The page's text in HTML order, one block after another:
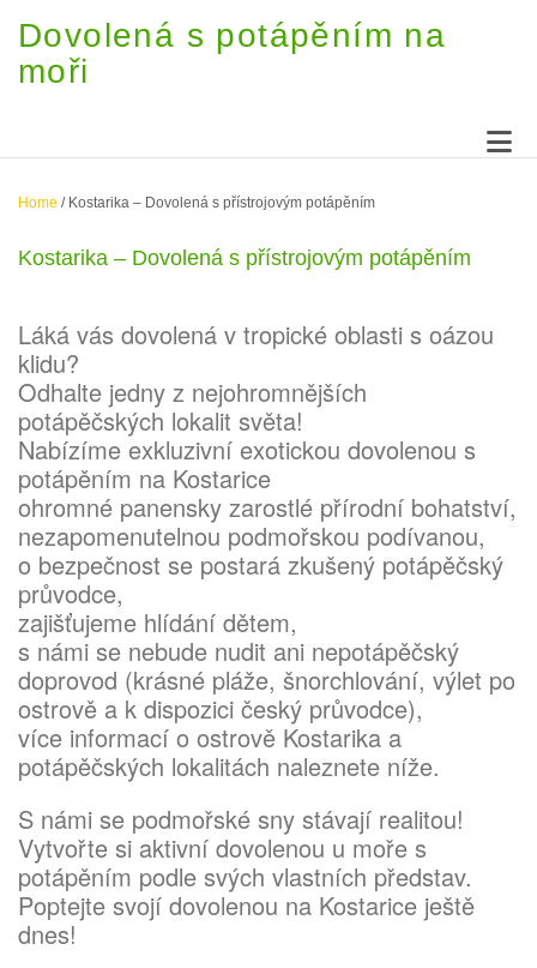
Dovolená s potápěním na
moři
Home / Kostarika – Dovolená s přístrojovým potápěním
Kostarika – Dovolená s přístrojovým potápěním
Láká vás dovolená v tropické oblasti s oázou
klidu?
Odhalte jedny z nejohromnějších
potápěčských lokalit světa!
Nabízíme exkluzivní exotickou dovolenou s
potápěním na Kostarice
ohromné panensky zarostlé přírodní bohatství,
nezapomenutelnou podmořskou podívanou,
o bezpečnost se postará zkušený potápěčský
průvodce,
zajišťujeme hlídání dětem,
s námi se nebude nudit ani nepotápěčský
doprovod (krásné pláže, šnorchlování, výlet po
ostrově a k dispozici český průvodce),
více informací o ostrově Kostarika a
potápěčských lokalitách naleznete níže.
S námi se podmořské sny stávají realitou!
Vytvořte si aktivní dovolenou u moře s
potápěním podle svých vlastních představ.
Poptejte svojí dovolenou na Kostarice ještě
dnes!